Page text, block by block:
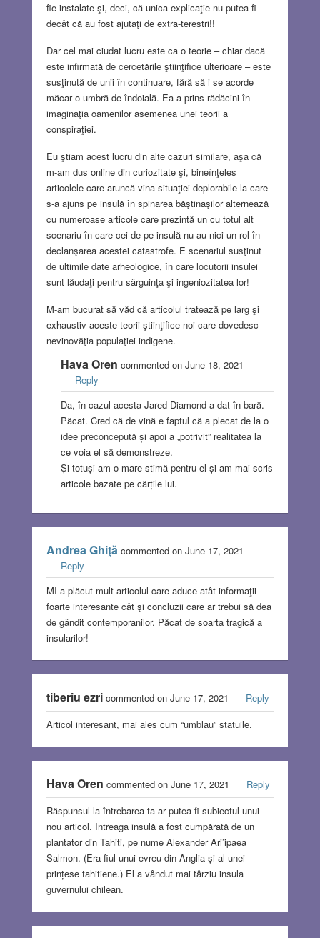
fie instalate şi, deci, că unica explicaţie nu putea fi
decât că au fost ajutaţi de extra-terestri!!
Dar cel mai ciudat lucru este ca o teorie – chiar dacă
este infirmată de cercetările ştiinţifice ulterioare – este
susţinută de unii în continuare, fără să i se acorde
măcar o umbră de îndoială. Ea a prins rădăcini în
imaginaţia oamenilor asemenea unei teorii a
conspiraţiei.
Eu ştiam acest lucru din alte cazuri similare, aşa că
m-am dus online din curiozitate şi, bineînţeles
articolele care aruncă vina situaţiei deplorabile la care
s-a ajuns pe insulă în spinarea băştinaşilor alternează
cu numeroase articole care prezintă un cu totul alt
scenariu în care cei de pe insulă nu au nici un rol în
declanşarea acestei catastrofe. E scenariul susţinut
de ultimile date arheologice, în care locutorii insulei
sunt lăudaţi pentru sârguinţa şi ingeniozitatea lor!
M-am bucurat să văd că articolul tratează pe larg şi
exhaustiv aceste teorii ştiinţifice noi care dovedesc
nevinovăţia populaţiei indigene.
Hava Oren commented on June 18, 2021
Reply
Da, în cazul acesta Jared Diamond a dat în bară.
Păcat. Cred că de vină e faptul că a plecat de la o
idee preconcepută și apoi a „potrivit” realitatea la
ce voia el să demonstreze.
Și totuși am o mare stimă pentru el și am mai scris
articole bazate pe cărțile lui.
Andrea Ghiţăcommented on June 17, 2021
Reply
MI-a plăcut mult articolul care aduce atât informaţii
foarte interesante cât şi concluzii care ar trebui să dea
de gândit contemporanilor. Păcat de soarta tragică a
insularilor!
tiberiu ezricommented on June 17, 2021
Reply
Articol interesant, mai ales cum “umblau” statuile.
Hava Oren commented on June 17, 2021
Reply
Răspunsul la întrebarea ta ar putea fi subiectul unui
nou articol. Întreaga insulă a fost cumpărată de un
plantator din Tahiti, pe nume Alexander Ari’ipaea
Salmon. (Era fiul unui evreu din Anglia și al unei
prințese tahitiene.) El a vândut mai târziu insula
guvernului chilean.